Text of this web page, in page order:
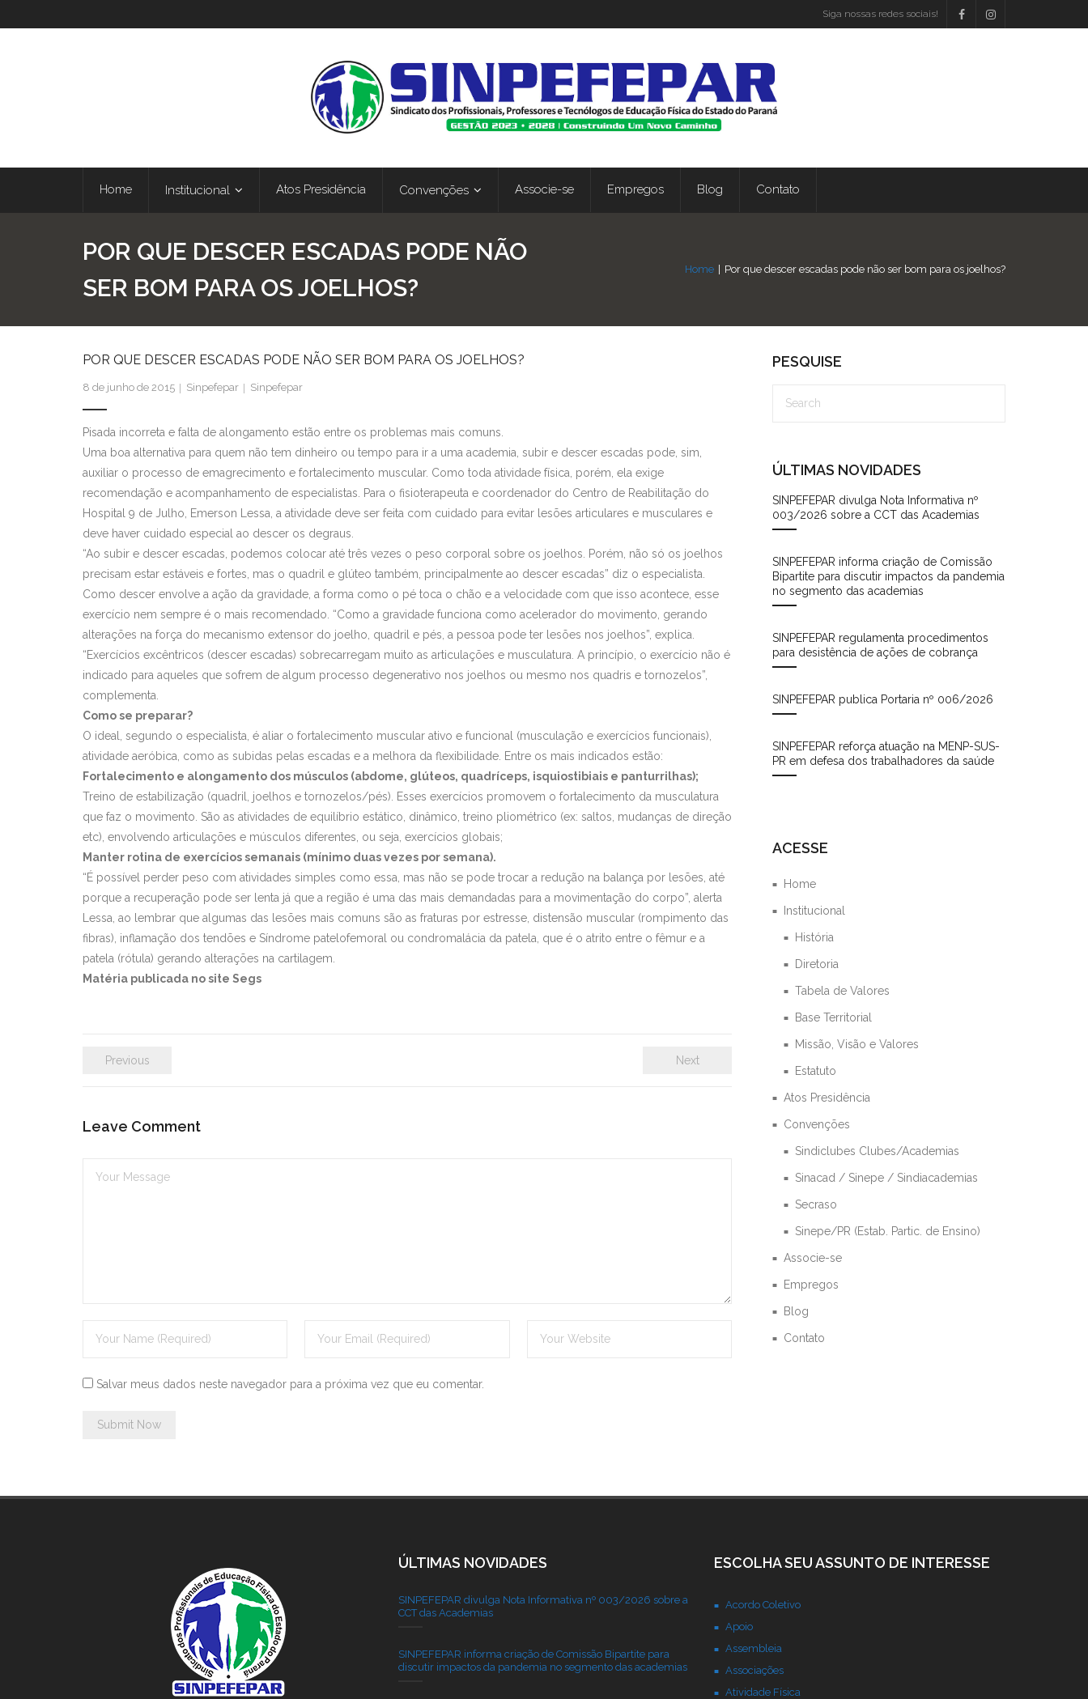
Siga nossas redes sociais!
Home Institucional Atos Presidência Convenções Associe-se Empregos Blog Contato
POR QUE DESCER ESCADAS PODE NÃO
SER BOM PARA OS JOELHOS?
Home Por que descer escadas pode não ser bom para os joelhos?
POR QUE DESCER ESCADAS PODE NÃO SER BOM PARA OS JOELHOS?
8 de junho de 2015 Sinpefepar Sinpefepar
Pisada incorreta e falta de alongamento estão entre os problemas mais comuns.
Uma boa alternativa para quem não tem dinheiro ou tempo para ir a uma academia, subir e descer escadas pode, sim,
auxiliar o processo de emagrecimento e fortalecimento muscular. Como toda atividade física, porém, ela exige
recomendação e acompanhamento de especialistas. Para o fisioterapeuta e coordenador do Centro de Reabilitação do
Hospital 9 de Julho, Emerson Lessa, a atividade deve ser feita com cuidado para evitar lesões articulares e musculares e
deve haver cuidado especial ao descer os degraus.
“Ao subir e descer escadas, podemos colocar até três vezes o peso corporal sobre os joelhos. Porém, não só os joelhos
precisam estar estáveis e fortes, mas o quadril e glúteo também, principalmente ao descer escadas” diz o especialista.
Como descer envolve a ação da gravidade, a forma como o pé toca o chão e a velocidade com que isso acontece, esse
exercício nem sempre é o mais recomendado. “Como a gravidade funciona como acelerador do movimento, gerando
alterações na força do mecanismo extensor do joelho, quadril e pés, a pessoa pode ter lesões nos joelhos”, explica.
“Exercícios excêntricos (descer escadas) sobrecarregam muito as articulações e musculatura. A princípio, o exercício não é
indicado para aqueles que sofrem de algum processo degenerativo nos joelhos ou mesmo nos quadris e tornozelos”,
complementa.
Como se preparar?
O ideal, segundo o especialista, é aliar o fortalecimento muscular ativo e funcional (musculação e exercícios funcionais),
atividade aeróbica, como as subidas pelas escadas e a melhora da flexibilidade. Entre os mais indicados estão:
Fortalecimento e alongamento dos músculos (abdome, glúteos, quadríceps, isquiostibiais e panturrilhas);
Treino de estabilização (quadril, joelhos e tornozelos/pés). Esses exercícios promovem o fortalecimento da musculatura
que faz o movimento. São as atividades de equilíbrio estático, dinâmico, treino pliométrico (ex: saltos, mudanças de direção
etc), envolvendo articulações e músculos diferentes, ou seja, exercícios globais;
Manter rotina de exercícios semanais (mínimo duas vezes por semana).
“É possível perder peso com atividades simples como essa, mas não se pode trocar a redução na balança por lesões, até
porque a recuperação pode ser lenta já que a região é uma das mais demandadas para a movimentação do corpo”, alerta
Lessa, ao lembrar que algumas das lesões mais comuns são as fraturas por estresse, distensão muscular (rompimento das
fibras), inflamação dos tendões e Síndrome patelofemoral ou condromalácia da patela, que é o atrito entre o fêmur e a
patela (rótula) gerando alterações na cartilagem.
Matéria publicada no site Segs
Previous Next
Leave Comment
Salvar meus dados neste navegador para a próxima vez que eu comentar.
PESQUISE
ÚLTIMAS NOVIDADES
SINPEFEPAR divulga Nota Informativa nº
003/2026 sobre a CCT das Academias
SINPEFEPAR informa criação de Comissão
Bipartite para discutir impactos da pandemia
no segmento das academias
SINPEFEPAR regulamenta procedimentos
para desistência de ações de cobrança
SINPEFEPAR publica Portaria nº 006/2026
SINPEFEPAR reforça atuação na MENP-SUS-
PR em defesa dos trabalhadores da saúde
ACESSE
Home
Institucional
História
Diretoria
Tabela de Valores
Base Territorial
Missão, Visão e Valores
Estatuto
Atos Presidência
Convenções
Sindiclubes Clubes/Academias
Sinacad / Sinepe / Sindiacademias
Secraso
Sinepe/PR (Estab. Partic. de Ensino)
Associe-se
Empregos
Blog
Contato
ÚLTIMAS NOVIDADES
SINPEFEPAR divulga Nota Informativa nº 003/2026 sobre a
CCT das Academias
SINPEFEPAR informa criação de Comissão Bipartite para
discutir impactos da pandemia no segmento das academias
ESCOLHA SEU ASSUNTO DE INTERESSE
Acordo Coletivo
Apoio
Assembleia
Associações
Atividade Física